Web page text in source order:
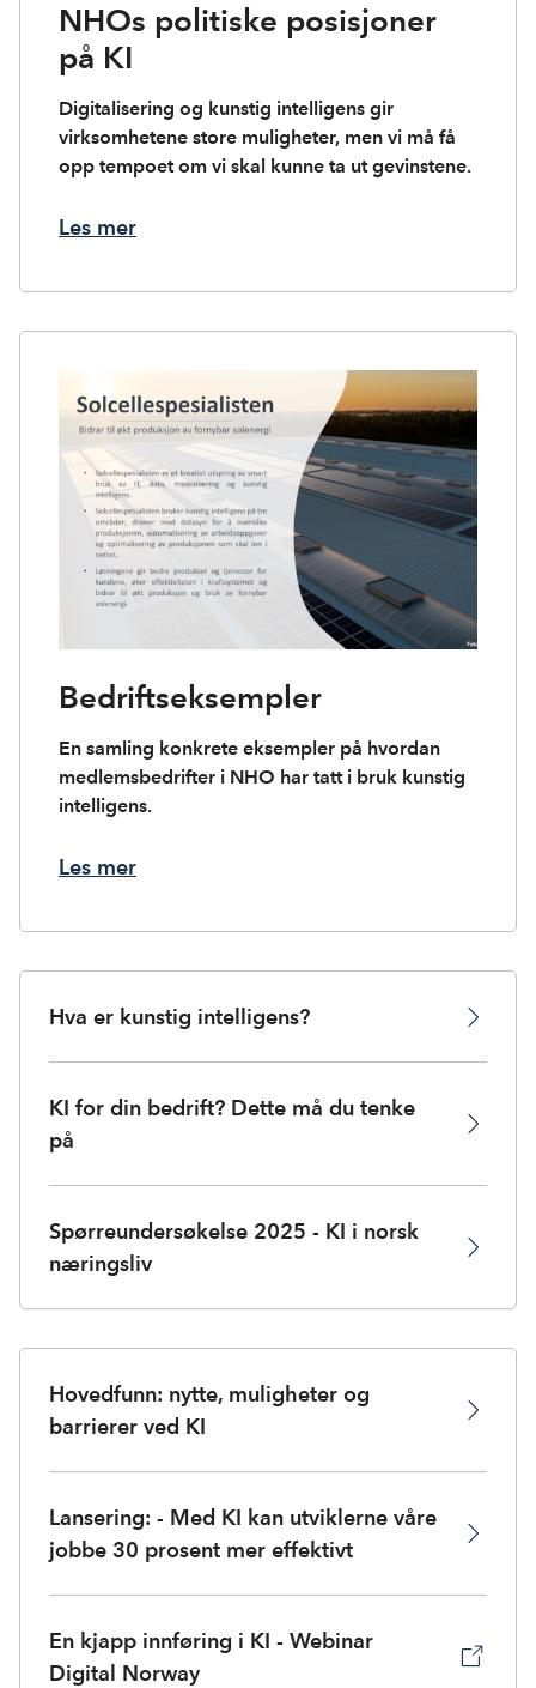
NHOs politiske posisjoner
på KI
Digitalisering og kunstig intelligens gir
virksomhetene store muligheter, men vi må få
opp tempoet om vi skal kunne ta ut gevinstene.
Les mer
Bedriftseksempler
En samling konkrete eksempler på hvordan
medlemsbedrifter i NHO har tatt i bruk kunstig
intelligens.
Les mer
Hva er kunstig intelligens?
KI for din bedrift? Dette må du tenke
på
Spørreundersøkelse 2025 - KI i norsk
næringsliv
Hovedfunn: nytte, muligheter og
barrierer ved KI
Lansering: - Med KI kan utviklerne våre
jobbe 30 prosent mer effektivt
En kjapp innføring i KI - Webinar
Digital Norway